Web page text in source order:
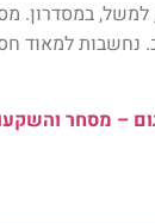
נחשבות למאוד
– מסחר